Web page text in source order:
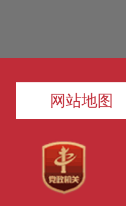
网站地图